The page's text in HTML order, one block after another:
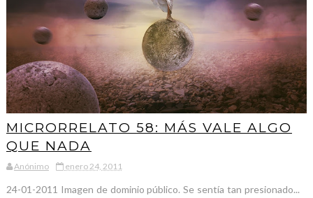
MICRORRELATO 58: MÁS VALE ALGO
QUE NADA
Anónimo enero 24, 2011
24-01-2011 Imagen de dominio público. Se sentía tan presionado...